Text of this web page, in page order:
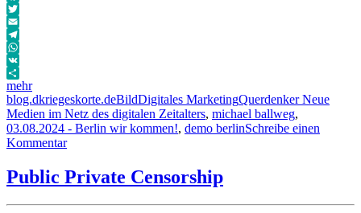
Facebook
Twitter
Email
Telegram
WhatsApp
VK
mehr
Autor
blog.dkriegeskorte.deVeröffentlicht
am
Format
BildKategorien
Digitales MarketingSchlagwörter
Querdenker Neue
Medien im Netz des digitalen Zeitalters, michael ballweg,
03.08.2024 - Berlin wir kommen!, demo berlinSchreibe einen
Kommentarzu
–
Berlin
Public Private Censorship